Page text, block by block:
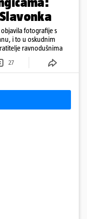
fotografije s
i to u oskudnim
ravnodušnima
27